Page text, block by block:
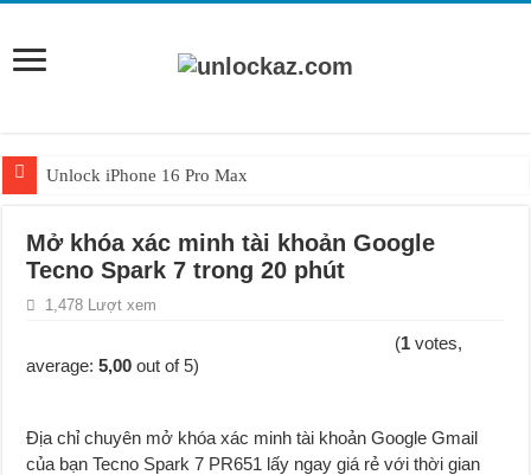
Unlock iPhone 16 Pro Max
Unlock Samsung Galaxy S26 Ultra
Unlock iPhone 17 Pro Max
Mở khóa xác minh tài khoản Google
Tecno Spark 7 trong 20 phút
1,478 Lượt xem
(1 votes,
average:5,00 out of 5)
Địa chỉ chuyên mở khóa xác minh tài khoản Google Gmail
của bạn Tecno Spark 7 PR651 lấy ngay giá rẻ với thời gian